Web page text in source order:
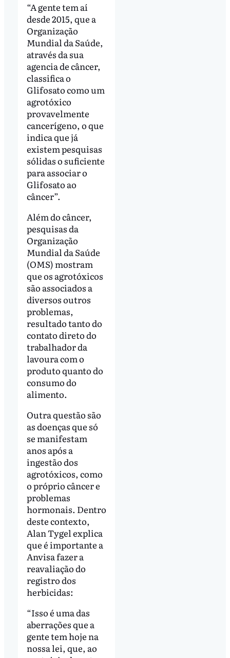
“A gente tem aí
desde 2015, que a
Organização
Mundial da Saúde,
através da sua
agencia de câncer,
classifica o
Glifosato como um
agrotóxico
provavelmente
cancerígeno, o que
indica que já
existem pesquisas
sólidas o suficiente
para associar o
Glifosato ao
câncer”.
Além do câncer,
pesquisas da
Organização
Mundial da Saúde
(OMS) mostram
que os agrotóxicos
são associados a
diversos outros
problemas,
resultado tanto do
contato direto do
trabalhador da
lavoura com o
produto quanto do
consumo do
alimento.
Outra questão são
as doenças que só
se manifestam
anos após a
ingestão dos
agrotóxicos, como
o próprio câncer e
problemas
hormonais. Dentro
deste contexto,
Alan Tygel explica
que é importante a
Anvisa fazer a
reavaliação do
registro dos
herbicidas:
“Isso é uma das
aberrações que a
gente tem hoje na
nossa lei, que, ao